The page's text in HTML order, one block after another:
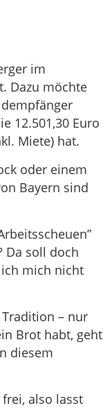
im
Dazu möchte
12.501,30 Euro
Miete) hat.
oder einem
Bayern sind
Da soll doch
mich nicht
– nur
Brot habt, geht
diesem
also lasst